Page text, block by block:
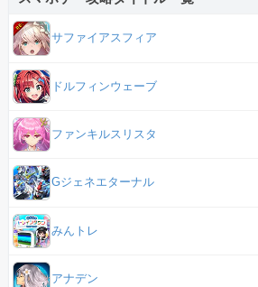
サファイアスフィア
ドルフィンウェーブ
ファンキルスリスタ
Gジェネエターナル
みんトレ
アナデン